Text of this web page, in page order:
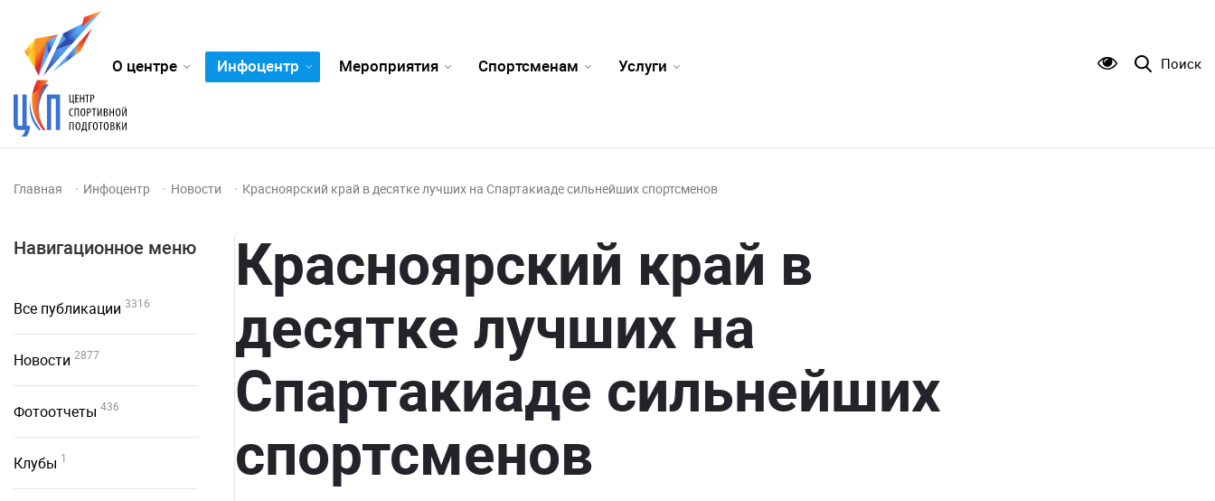
О центре Инфоцентр Мероприятия Спортсменам Услуги Поиск
Главная Инфоцентр Новости Красноярский край в десятке лучших на Спартакиаде сильнейших спортсменов
Навигационное меню
Все публикации 3316
Новости 2877
Фотоотчеты 436
Клубы 1
Красноярский край в
десятке лучших на
Спартакиаде сильнейших
спортсменов